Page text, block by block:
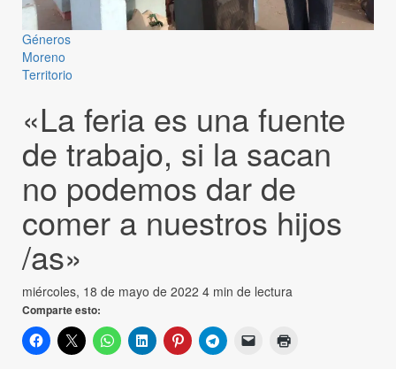
Géneros
Moreno
Territorio
«La feria es una fuente
de trabajo, si la sacan
no podemos dar de
comer a nuestros hijos
/as»
miércoles, 18 de mayo de 2022 4 min de lectura
Comparte esto: